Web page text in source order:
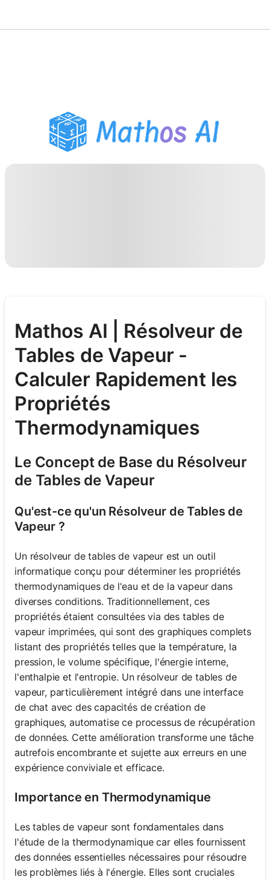
Assistant Devoirs PDF
Outils d'étude
Mathos AI | Résolveur de
Tables de Vapeur -
Calculer Rapidement les
Propriétés
Thermodynamiques
Le Concept de Base du Résolveur
de Tables de Vapeur
Qu'est-ce qu'un Résolveur de Tables de
Vapeur ?
Un résolveur de tables de vapeur est un outil
informatique conçu pour déterminer les propriétés
thermodynamiques de l'eau et de la vapeur dans
diverses conditions. Traditionnellement, ces
propriétés étaient consultées via des tables de
vapeur imprimées, qui sont des graphiques complets
listant des propriétés telles que la température, la
pression, le volume spécifique, l'énergie interne,
l'enthalpie et l'entropie. Un résolveur de tables de
vapeur, particulièrement intégré dans une interface
de chat avec des capacités de création de
graphiques, automatise ce processus de récupération
de données. Cette amélioration transforme une tâche
autrefois encombrante et sujette aux erreurs en une
expérience conviviale et efficace.
Importance en Thermodynamique
Les tables de vapeur sont fondamentales dans
l'étude de la thermodynamique car elles fournissent
des données essentielles nécessaires pour résoudre
les problèmes liés à l'énergie. Elles sont cruciales